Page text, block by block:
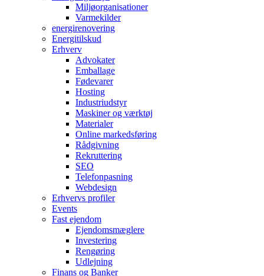
Miljøorganisationer
Varmekilder
energirenovering
Energitilskud
Erhverv
Advokater
Emballage
Fødevarer
Hosting
Industriudstyr
Maskiner og værktøj
Materialer
Online markedsføring
Rådgivning
Rekruttering
SEO
Telefonpasning
Webdesign
Erhvervs profiler
Events
Fast ejendom
Ejendomsmæglere
Investering
Rengøring
Udlejning
Finans og Banker